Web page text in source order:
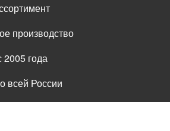
производство
2005 года
всей России